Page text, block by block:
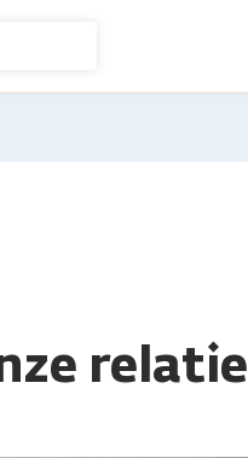
relatie